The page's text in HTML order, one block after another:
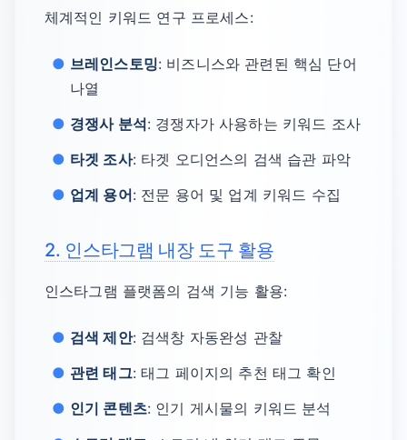
체계적인 키워드 연구 프로세스:
브레인스토밍: 비즈니스와 관련된 핵심 단어
나열
경쟁사 분석: 경쟁자가 사용하는 키워드 조사
타겟 조사: 타겟 오디언스의 검색 습관 파악
업계 용어: 전문 용어 및 업계 키워드 수집
2. 인스타그램 내장 도구 활용
인스타그램 플랫폼의 검색 기능 활용:
검색 제안: 검색창 자동완성 관찰
관련 태그: 태그 페이지의 추천 태그 확인
인기 콘텐츠: 인기 게시물의 키워드 분석